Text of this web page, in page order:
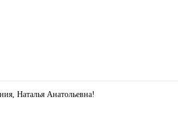
Наталья Анатольевна!